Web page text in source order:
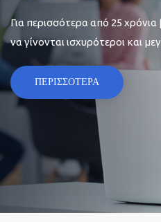
Για περισσότερα από 25
να γίνονται ισχυρότεροι και
ΠΕΡΙΣΣΟΤΕΡΑ